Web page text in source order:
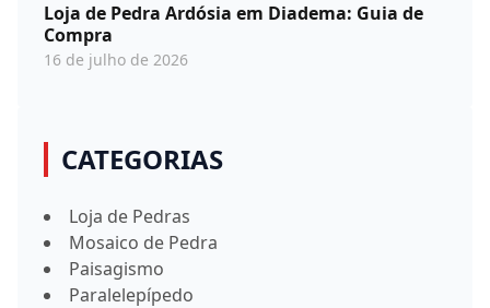
Loja de Pedra Ardósia em Diadema: Guia de
Compra
16 de julho de 2026
CATEGORIAS
Loja de Pedras
Mosaico de Pedra
Paisagismo
Paralelepípedo